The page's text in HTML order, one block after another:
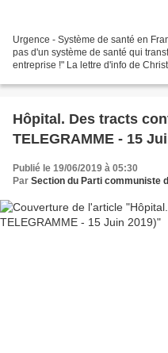
Urgence - Système de santé en
pas d'un système de santé qui
entreprise !" La lettre d'info de
Hôpital. Des tracts
TELEGRAMME - 15
Publié le 19/06/2019 à 05:30
Par Section du Parti communiste